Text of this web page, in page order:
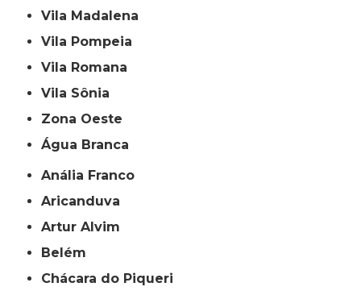
Vila Madalena
Vila Pompeia
Vila Romana
Vila Sônia
Zona Oeste
Água Branca
Anália Franco
Aricanduva
Artur Alvim
Belém
Chácara do Piqueri